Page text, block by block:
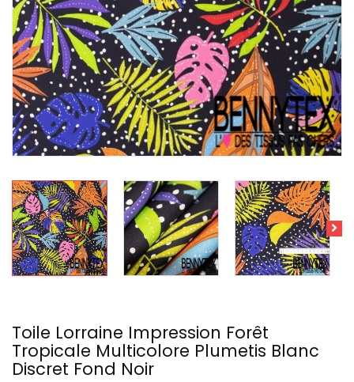
Toile Lorraine Impression Forêt
Tropicale Multicolore Plumetis Blanc
Discret Fond Noir